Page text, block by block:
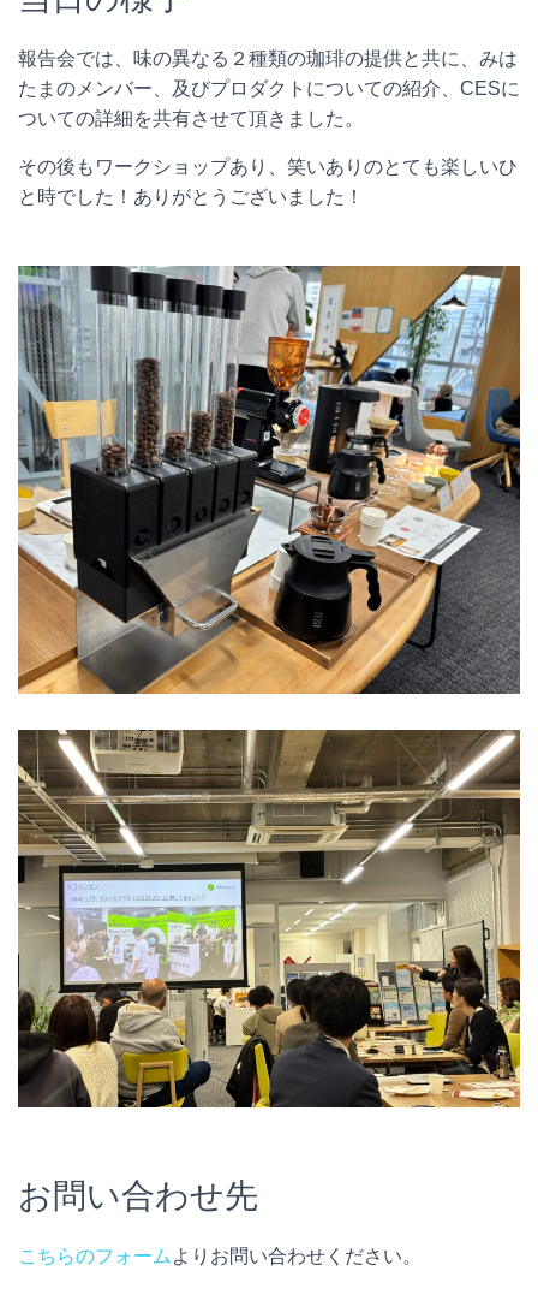
報告会では、味の異なる２種類の珈琲の提供と共に、みは
たまのメンバー、及びプロダクトについての紹介、CESに
ついての詳細を共有させて頂きました。
その後もワークショップあり、笑いありのとても楽しいひ
と時でした！ありがとうございました！
お問い合わせ先
こちらのフォーム よりお問い合わせください。